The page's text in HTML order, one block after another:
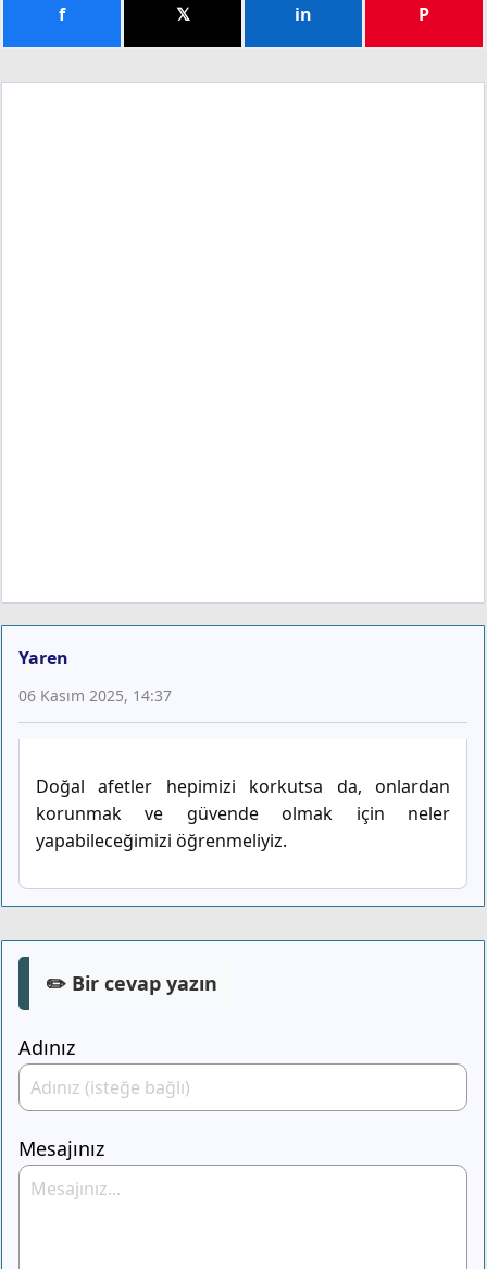
f 𝕏 in P
Yaren
06 Kasım 2025, 14:37
Doğal afetler hepimizi korkutsa da, onlardan
korunmak ve güvende olmak için neler
yapabileceğimizi öğrenmeliyiz.
✏️ Bir cevap yazın
Adınız
Mesajınız